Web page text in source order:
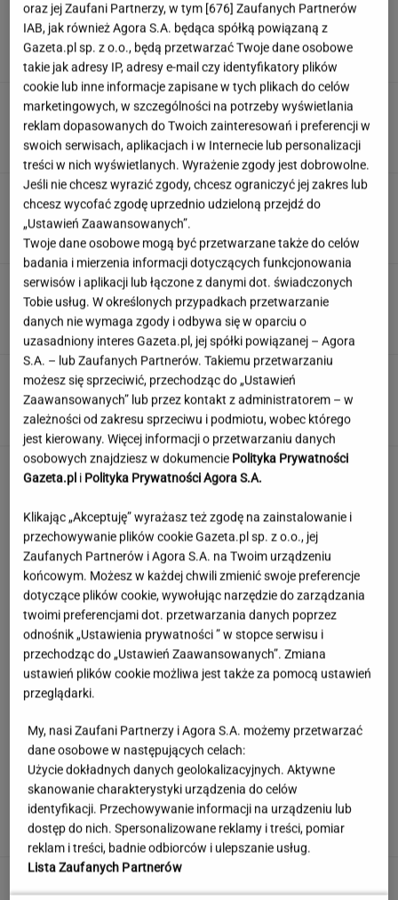
USC dokonał transkrypcji
małżeństwa, ale nie zmienił… stanu
cywilnego. W świetle prawa wciąż są pannami
Śmiertelne potrącenie Łukasza Litewki.
Kierowca przerwał milczenie
Historia Katarzyny. Lekarka
upierała się przy łyżeczkowaniu
SUBSKRYPCJA
Wypadek w Wielkopolsce. Policja:
Kobieta zostawiła swojego syna
Pogacar jest o 7 proc. lepszy od
reszty świata. "Tego nie potrafię wyjaśnić"
SUBSKRYPCJA
Zaczęło się! Rusza rozbiórka odcinka A1.
Koniec z "falami Dunaju"?
oraz jej Zaufani Partnerzy, w tym [676] Zaufanych Partnerów
IAB, jak również Agora S.A. będąca spółką powiązaną z
Gazeta.pl sp. z o.o., będą przetwarzać Twoje dane osobowe
takie jak adresy IP, adresy e-mail czy identyfikatory plików
cookie lub inne informacje zapisane w tych plikach do celów
marketingowych, w szczególności na potrzeby wyświetlania
reklam dopasowanych do Twoich zainteresowań i preferencji w
swoich serwisach, aplikacjach i w Internecie lub personalizacji
treści w nich wyświetlanych. Wyrażenie zgody jest dobrowolne.
Jeśli nie chcesz wyrazić zgody, chcesz ograniczyć jej zakres lub
chcesz wycofać zgodę uprzednio udzieloną przejdź do
„Ustawień Zaawansowanych”.
Twoje dane osobowe mogą być przetwarzane także do celów
badania i mierzenia informacji dotyczących funkcjonowania
serwisów i aplikacji lub łączone z danymi dot. świadczonych
Tobie usług. W określonych przypadkach przetwarzanie
danych nie wymaga zgody i odbywa się w oparciu o
uzasadniony interes Gazeta.pl, jej spółki powiązanej – Agora
S.A. – lub Zaufanych Partnerów. Takiemu przetwarzaniu
możesz się sprzeciwić, przechodząc do „Ustawień
Zaawansowanych” lub przez kontakt z administratorem – w
zależności od zakresu sprzeciwu i podmiotu, wobec którego
jest kierowany. Więcej informacji o przetwarzaniu danych
osobowych znajdziesz w dokumencie Polityka Prywatności
Gazeta.pl i Polityka Prywatności Agora S.A.
Klikając „Akceptuję” wyrażasz też zgodę na zainstalowanie i
przechowywanie plików cookie Gazeta.pl sp. z o.o., jej
Zaufanych Partnerów i Agora S.A. na Twoim urządzeniu
końcowym. Możesz w każdej chwili zmienić swoje preferencje
dotyczące plików cookie, wywołując narzędzie do zarządzania
twoimi preferencjami dot. przetwarzania danych poprzez
odnośnik „Ustawienia prywatności ” w stopce serwisu i
przechodząc do „Ustawień Zaawansowanych”. Zmiana
ustawień plików cookie możliwa jest także za pomocą ustawień
przeglądarki.
My, nasi Zaufani Partnerzy i Agora S.A. możemy przetwarzać
dane osobowe w następujących celach:
Użycie dokładnych danych geolokalizacyjnych. Aktywne
skanowanie charakterystyki urządzenia do celów
identyfikacji. Przechowywanie informacji na urządzeniu lub
dostęp do nich. Spersonalizowane reklamy i treści, pomiar
reklam i treści, badnie odbiorców i ulepszanie usług.
Lista Zaufanych Partnerów